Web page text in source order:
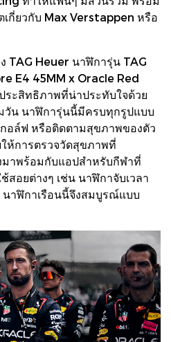
เกี่ยวกับ Max Verstappen หรือ
Heuer นาฬิการุ่น TAG
E4 45MM x Oracle Red
ะสิทธิภาพที่น่าประทับใจด้วย
วัน นาฬิการุ่นนี้มีครบทุกรูปแบบ
กอล์ฟ หรือติดตามสุขภาพของตัว
ให้การตรวจวัดสุขภาพที่
าพร้อมกับแอปสำหรับกีฬาที่
อยต่างๆ เช่น นาฬิกาจับเวลา
นาฬิกาเรือนนี้จึงสมบูรณ์แบบ